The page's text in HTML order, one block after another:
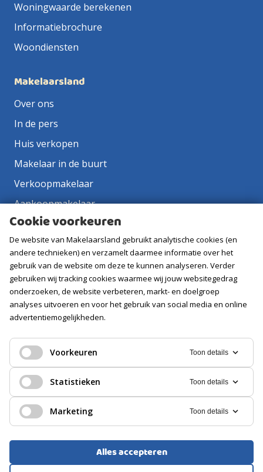
Woningwaarde berekenen
Informatiebrochure
Woondiensten
Makelaarsland
Over ons
In de pers
Huis verkopen
Makelaar in de buurt
Verkoopmakelaar
Aankoopmakelaar
Contact
Vacatures
Volg ons
Cookie voorkeuren
De website van Makelaarsland gebruikt analytische cookies (en
andere technieken) en verzamelt daarmee informatie over het
gebruik van de website om deze te kunnen analyseren. Verder
gebruiken wij tracking cookies waarmee wij jouw websitegedrag
onderzoeken, de website verbeteren, markt- en doelgroep
analyses uitvoeren en voor het gebruik van social media en online
advertentiemogelijkheden.
Voorkeuren Toon details
Statistieken Toon details
Marketing Toon details
Alles accepteren